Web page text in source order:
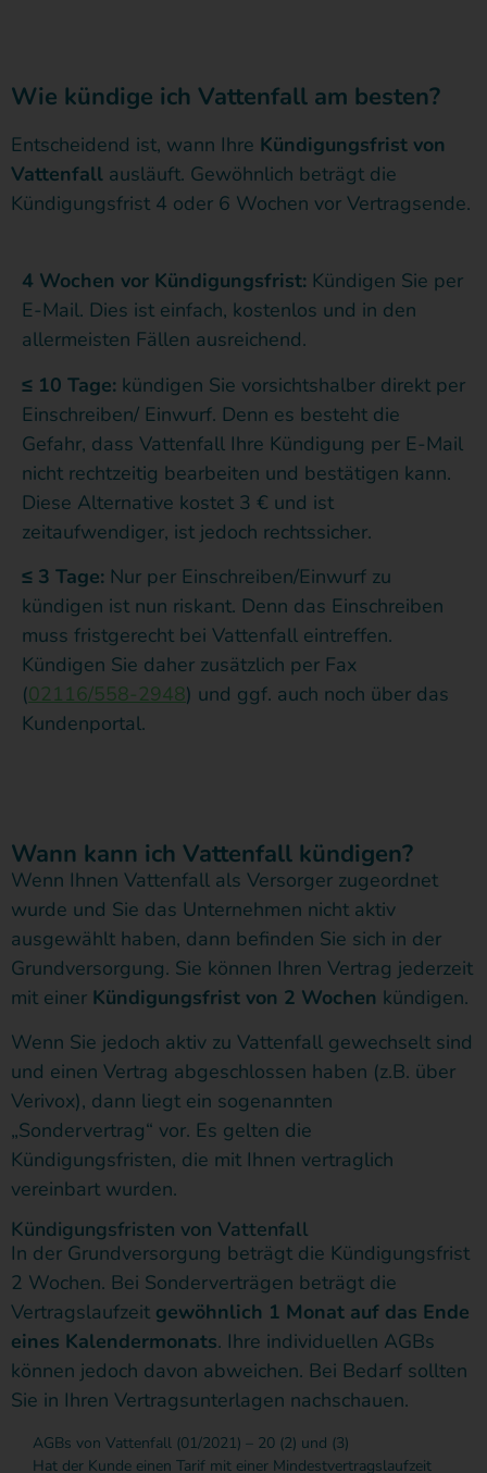
Wie kündige ich Vattenfall am besten?
Entscheidend ist, wann Ihre Kündigungsfrist von
Vattenfall ausläuft. Gewöhnlich beträgt die
Kündigungsfrist 4 oder 6 Wochen vor Vertragsende.
4 Wochen vor Kündigungsfrist: Kündigen Sie per
E-Mail. Dies ist einfach, kostenlos und in den
allermeisten Fällen ausreichend.
≤ 10 Tage: kündigen Sie vorsichtshalber direkt per
Einschreiben/ Einwurf. Denn es besteht die
Gefahr, dass Vattenfall Ihre Kündigung per E-Mail
nicht rechtzeitig bearbeiten und bestätigen kann.
Diese Alternative kostet 3 € und ist
zeitaufwendiger, ist jedoch rechtssicher.
≤ 3 Tage: Nur per Einschreiben/Einwurf zu
kündigen ist nun riskant. Denn das Einschreiben
muss fristgerecht bei Vattenfall eintreffen.
Kündigen Sie daher zusätzlich per Fax
(02116/558-2948) und ggf. auch noch über das
Kundenportal.
Wann kann ich Vattenfall kündigen?
Wenn Ihnen Vattenfall als Versorger zugeordnet
wurde und Sie das Unternehmen nicht aktiv
ausgewählt haben, dann befinden Sie sich in der
Grundversorgung. Sie können Ihren Vertrag jederzeit
mit einer Kündigungsfrist von 2 Wochen kündigen.
Wenn Sie jedoch aktiv zu Vattenfall gewechselt sind
und einen Vertrag abgeschlossen haben (z.B. über
Verivox), dann liegt ein sogenannten
„Sondervertrag“ vor. Es gelten die
Kündigungsfristen, die mit Ihnen vertraglich
vereinbart wurden.
Kündigungsfristen von Vattenfall
In der Grundversorgung beträgt die Kündigungsfrist
2 Wochen. Bei Sonderverträgen beträgt die
Vertragslaufzeit gewöhnlich 1 Monat auf das Ende
eines Kalendermonats. Ihre individuellen AGBs
können jedoch davon abweichen. Bei Bedarf sollten
Sie in Ihren Vertragsunterlagen nachschauen.
AGBs von Vattenfall (01/2021) – 20 (2) und (3)
Hat der Kunde einen Tarif mit einer Mindestvertragslaufzeit